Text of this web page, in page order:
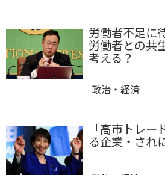
労働者不足に
労働者との共
考える？
政治・経済
「高市トレ
る企業・され